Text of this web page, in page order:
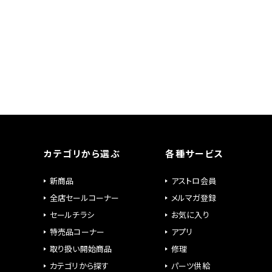
カテゴリから選ぶ
新商品
全店セールコーナー
セールチラシ
特売品コーナー
取り扱い開始商品
カテゴリから探す
各種サービス
アストロ会員
メルマガ登録
お気に入り
アプリ
修理
パーツ供給